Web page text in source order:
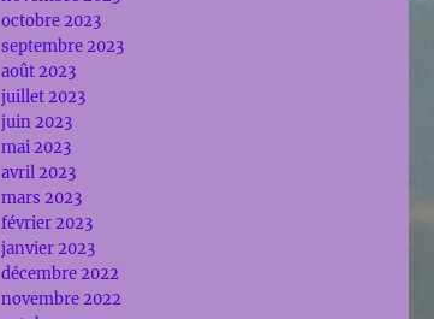
octobre 2023
septembre 2023
août 2023
juillet 2023
juin 2023
mai 2023
avril 2023
mars 2023
février 2023
janvier 2023
décembre 2022
novembre 2022